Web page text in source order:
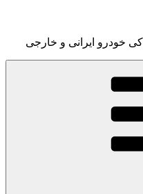
خودرو ایرانی و خارجی